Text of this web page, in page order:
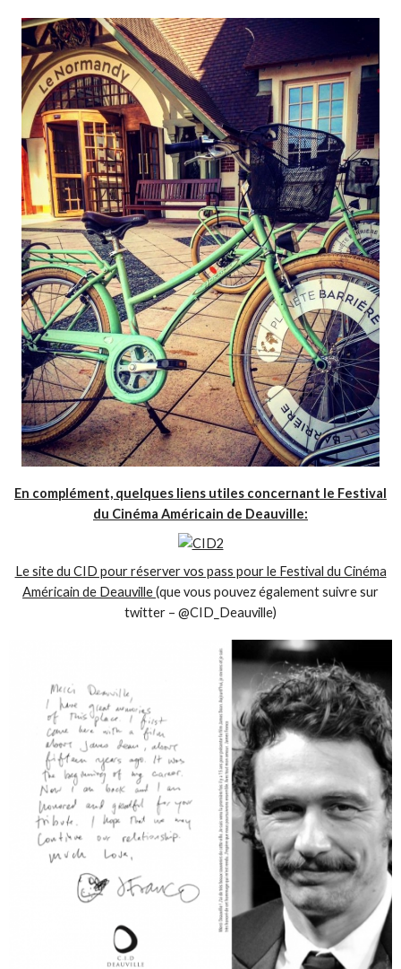
En complément, quelques liens utiles concernant le Festival
du Cinéma Américain de Deauville:
Le site du CID pour réserver vos pass pour le Festival du Cinéma
Américain de Deauville(que vous pouvez également suivre sur
twitter – @CID_Deauville)